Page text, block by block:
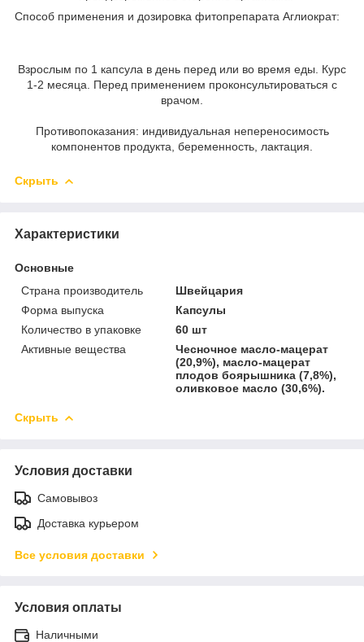
Способ применения и дозировка фитопрепарата Аглиократ:
Взрослым по 1 капсула в день перед или во время еды. Курс
1-2 месяца. Перед применением проконсультироваться с
врачом.
Противопоказания: индивидуальная непереносимость
компонентов продукта, беременность, лактация.
Скрыть
Характеристики
Основные
Страна производитель
Швейцария
Форма выпуска
Капсулы
Количество в упаковке
60 шт
Активные вещества
Чесночное масло-мацерат
(20,9%), масло-мацерат
плодов боярышника (7,8%),
оливковое масло (30,6%).
Скрыть
Условия доставки
Самовывоз
Доставка курьером
Все условия доставки
Условия оплаты
Наличными